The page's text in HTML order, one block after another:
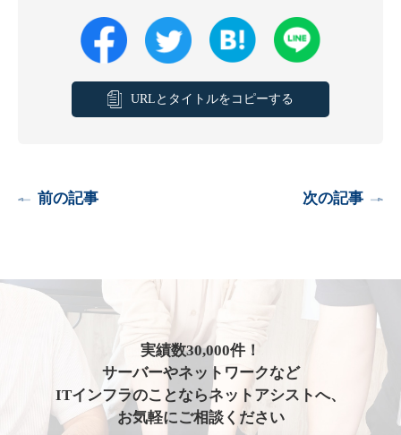
URLとタイトルをコピーする
前の記事 次の記事
実績数30,000件！
サーバーやネットワークなど
ITインフラのことならネットアシストへ、
お気軽にご相談ください